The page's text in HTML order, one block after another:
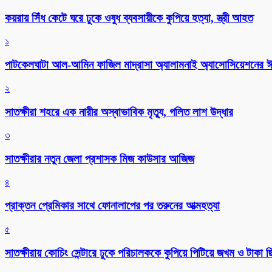
কয়রায় সিঁধ কেটে ঘরে ঢুকে ওষুধ ব্যবসায়ীকে কুপিয়ে হত্যা, স্ত্রী আহত
১
পাটকেলঘাটা আল-আমিন ফাজিল মাদ্রাসা অ্যালামনাই অ্যাসোসিয়েশনের
২
সাতক্ষীরা শহরে এক নারীর অস্বাভাবিক মৃত্যু, গলিত লাশ উদ্ধার
৩
সাতক্ষীরার নতুন জেলা প্রশাসক মিজ কাউসার আজিজ
৪
প্রাক্তন প্রেমিকার সাথে ফোনালাপের পর তরুনের আত্মহত্যা
৫
সাতক্ষীরায় কোচিং সেন্টারে ঢুকে পরিচালককে কুপিয়ে পিটিয়ে জখম ও টাকা